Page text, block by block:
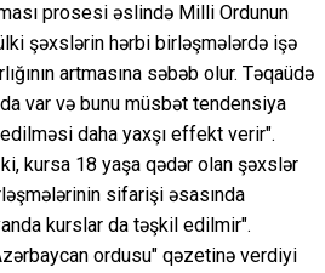
prosesi əslində Milli Ordunun
şəxslərin hərbi birləşmələrdə işə
artmasına səbəb olur. Təqaüdə
var və bunu müsbət tendensiya
daha yaxşı effekt verir".
kursa 18 yaşa qədər olan şəxslər
sifarişi əsasında
kurslar da təşkil edilmir".
ordusu" qəzetinə verdiyi